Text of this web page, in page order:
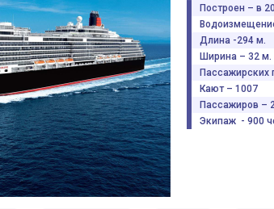
Построен – в
Длина -294 м.
Ширина – 32 м.
Пассажирских
Кают – 1007
Пассажиров –
Экипаж - 900